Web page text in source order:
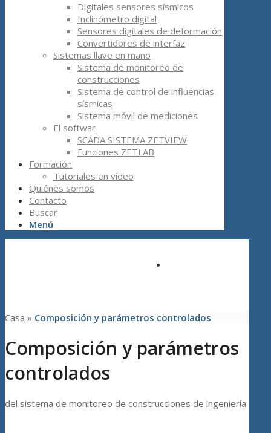
Digitales sensores sísmicos
Inclinómetro digital
Sensores digitales de deformación
Convertidores de interfaz
Sistemas llave en mano
Sistema de monitoreo de
construcciones
Sistema de control de influencias
sísmicas
Sistema móvil de mediciones
El softwar
SCADA SISTEMA ZETVIEW
Funciones ZETLAB
Formación
Tutoriales en vídeo
Quiénes somos
Contacto
Buscar
Menú
Casa » Composición y parámetros controlados
Composición y parámetros
controlados
del sistema de monitoreo de construcciones de ingeniería